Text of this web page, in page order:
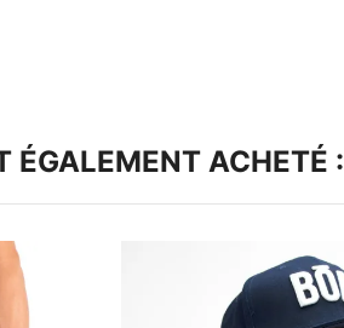
ÉGALEMENT ACHETÉ :